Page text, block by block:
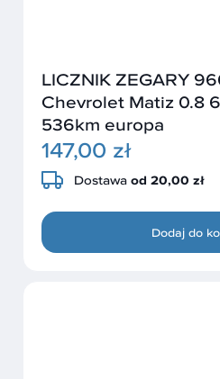
LICZNIK ZEGARY
Chevrolet Matiz 0.8
536km europa
147,00 zł
Dostawa od 20,00 zł
Dodaj do